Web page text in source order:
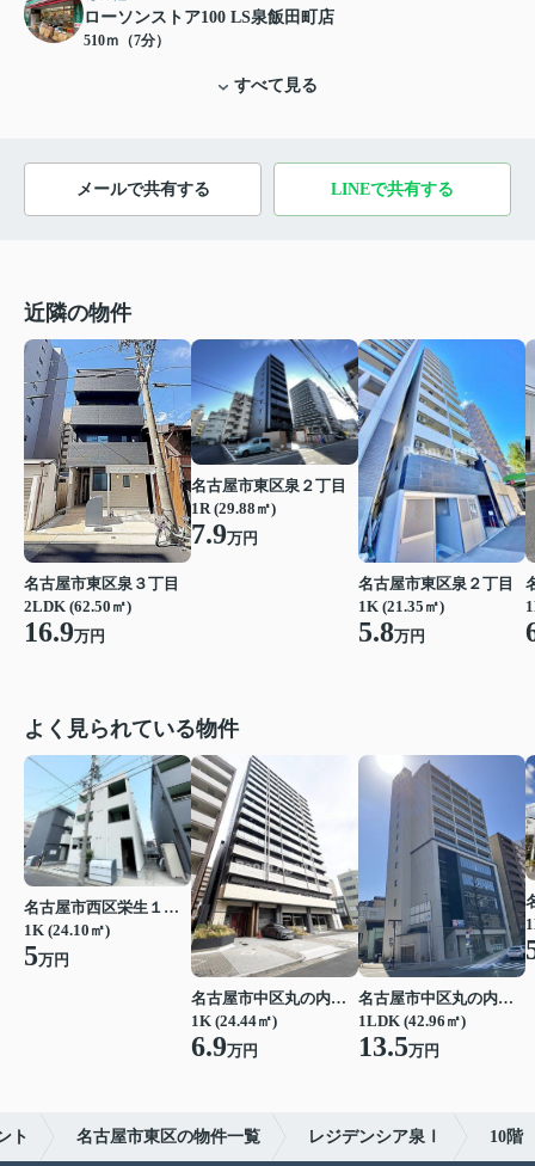
ローソンストア100 LS泉飯田町店
510ｍ（7分）
すべて見る
メールで共有する LINEで共有する
近隣の物件
名古屋市東区泉３丁目
2LDK (62.50㎡)
16.9万円
名古屋市東区泉２丁目
1R (29.88㎡)
7.9万円
名古屋市東区泉２丁目
1K (21.35㎡)
5.8万円
よく見られている物件
名古屋市西区栄生１丁目
1K (24.10㎡)
5万円
名古屋市中区丸の内２丁目
1K (24.44㎡)
6.9万円
名古屋市中区丸の内２丁目
1LDK (42.96㎡)
13.5万円
ト 名古屋市東区の物件一覧 レジデンシア泉Ⅰ 10階